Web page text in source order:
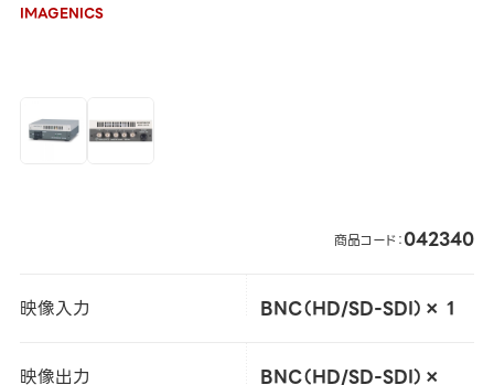
IMAGENICS
商品コード：042340
映像入力 BNC（HD/SD-SDI）× 1
映像出力
BNC（HD/SD-SDI）×